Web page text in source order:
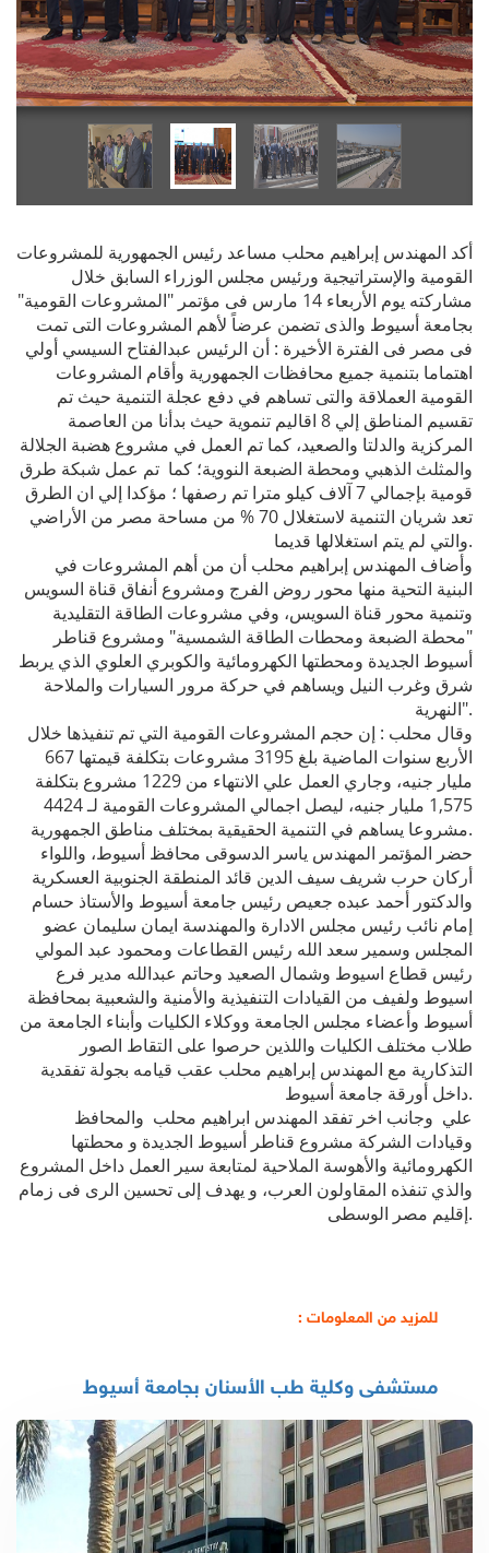
أكد المهندس إبراهيم محلب مساعد رئيس الجمهورية للمشروعات
القومية والإستراتيجية ورئيس مجلس الوزراء السابق خلال
مشاركته يوم الأربعاء 14 مارس فى مؤتمر "المشروعات القومية"
بجامعة أسيوط والذى تضمن عرضاً لأهم المشروعات التى تمت
فى مصر فى الفترة الأخيرة : أن الرئيس عبدالفتاح السيسي أولي
اهتماما بتنمية جميع محافظات الجمهورية وأقام المشروعات
القومية العملاقة والتى تساهم في دفع عجلة التنمية حيث تم
تقسيم المناطق إلي 8 اقاليم تنموية حيث بدأنا من العاصمة
المركزية والدلتا والصعيد، كما تم العمل في مشروع هضبة الجلالة
والمثلث الذهبي ومحطة الضبعة النووية؛ كما تم عمل شبكة طرق
قومية بإجمالي 7 آلاف كيلو مترا تم رصفها ؛ مؤكدا إلي ان الطرق
تعد شريان التنمية لاستغلال 70 % من مساحة مصر من الأراضي
والتي لم يتم استغلالها قديما.
وأضاف المهندس إبراهيم محلب أن من أهم المشروعات في
البنية التحية منها محور روض الفرج ومشروع أنفاق قناة السويس
وتنمية محور قناة السويس، وفي مشروعات الطاقة التقليدية
"محطة الضبعة ومحطات الطاقة الشمسية" ومشروع قناطر
أسيوط الجديدة ومحطتها الكهرومائية والكوبري العلوي الذي يربط
شرق وغرب النيل ويساهم في حركة مرور السيارات والملاحة
النهرية".
وقال محلب : إن حجم المشروعات القومية التي تم تنفيذها خلال
الأربع سنوات الماضية بلغ 3195 مشروعات بتكلفة قيمتها 667
مليار جنيه، وجاري العمل علي الانتهاء من 1229 مشروع بتكلفة
1,575 مليار جنيه، ليصل اجمالي المشروعات القومية لـ 4424
مشروعا يساهم في التنمية الحقيقية بمختلف مناطق الجمهورية.
حضر المؤتمر المهندس ياسر الدسوقى محافظ أسيوط، واللواء
أركان حرب شريف سيف الدين قائد المنطقة الجنوبية العسكرية
والدكتور أحمد عبده جعيص رئيس جامعة أسيوط والأستاذ حسام
إمام نائب رئيس مجلس الادارة والمهندسة ايمان سليمان عضو
المجلس وسمير سعد الله رئيس القطاعات ومحمود عبد المولي
رئيس قطاع اسيوط وشمال الصعيد وحاتم عبدالله مدير فرع
اسيوط ولفيف من القيادات التنفيذية والأمنية والشعبية بمحافظة
أسيوط وأعضاء مجلس الجامعة ووكلاء الكليات وأبناء الجامعة من
طلاب مختلف الكليات واللذين حرصوا على التقاط الصور
التذكارية مع المهندس إبراهيم محلب عقب قيامه بجولة تفقدية
داخل أورقة جامعة أسيوط.
علي وجانب اخر تفقد المهندس ابراهيم محلب والمحافظ
وقيادات الشركة مشروع قناطر أسيوط الجديدة و محطتها
الكهرومائية والأهوسة الملاحية لمتابعة سير العمل داخل المشروع
والذي تنفذه المقاولون العرب، و يهدف إلى تحسين الرى فى زمام
إقليم مصر الوسطى.
للمزيد من المعلومات :
مستشفى وكلية طب الأسنان بجامعة أسيوط